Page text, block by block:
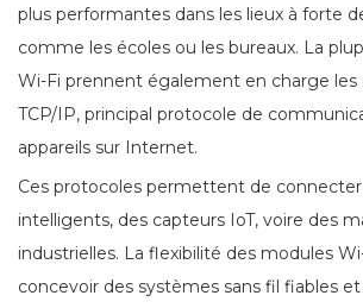
plus performantes dans les lieux à forte
comme les écoles ou les bureaux. La
Wi-Fi prennent également en charge
TCP/IP, principal protocole de
appareils sur Internet.
Ces protocoles permettent de connecter
intelligents, des capteurs IoT, voire des
industrielles. La flexibilité des modules
concevoir des systèmes sans fil fiables